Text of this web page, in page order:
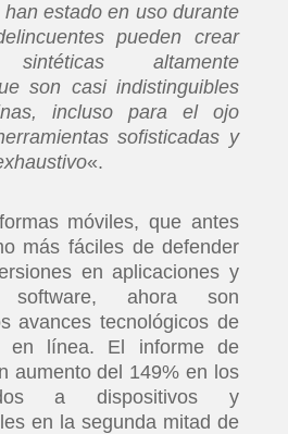
estado en uso durante
pueden crear
sintéticas altamente
son casi indistinguibles
incluso para el ojo
sofisticadas y
«.
móviles, que antes
más fáciles de defender
en aplicaciones y
software, ahora son
avances tecnológicos de
en línea. El informe de
aumento del 149% en los
a dispositivos y
en la segunda mitad de